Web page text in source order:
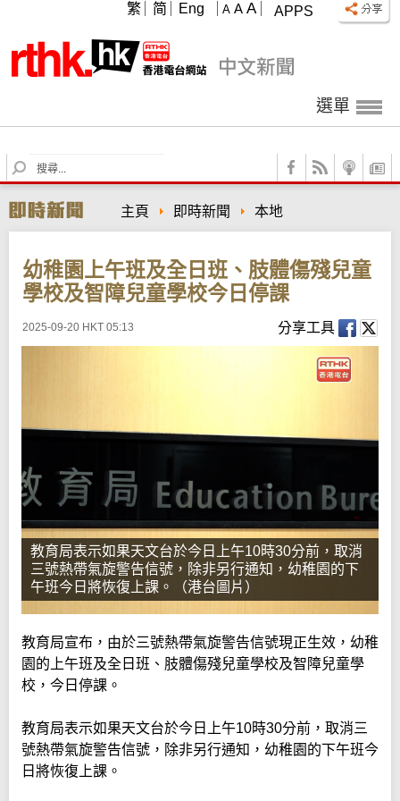
APPS
A A A
繁 简 Eng
選單
S
e
r
c
主頁 即時新聞 本地
幼稚園上午班及全日班、肢體傷殘兒童
學校及智障兒童學校今日停課
2025-09-20 HKT 05:13 分享工具
教育局表示如果天文台於今日上午10時30分前，取消
三號熱帶氣旋警告信號，除非另行通知，幼稚園的下
午班今日將恢復上課。（港台圖片）
教育局宣布，由於三號熱帶氣旋警告信號現正生效，幼稚
園的上午班及全日班、肢體傷殘兒童學校及智障兒童學
校，今日停課。
教育局表示如果天文台於今日上午10時30分前，取消三
號熱帶氣旋警告信號，除非另行通知，幼稚園的下午班今
日將恢復上課。